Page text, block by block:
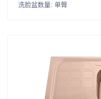
洗脸盆数量: 单臀